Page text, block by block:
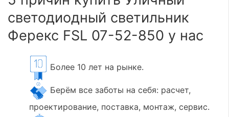
светодиодный светильник
Ферекс FSL 07-52-850 у нас
Более 10 лет на рынке.
Берём все заботы на себя: расчет,
проектирование, поставка, монтаж, сервис.